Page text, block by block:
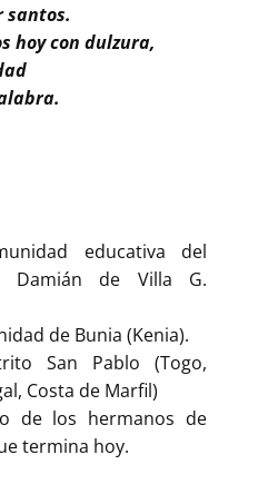
santos.
hoy con dulzura,
educativa del
Damián de Villa G.
de Bunia (Kenia).
San Pablo (Togo,
Costa de Marfil)
de los hermanos de
termina hoy.